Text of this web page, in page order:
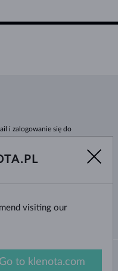
i zalogowanie się do
na e-mail.
visiting our
Go to klenota.com